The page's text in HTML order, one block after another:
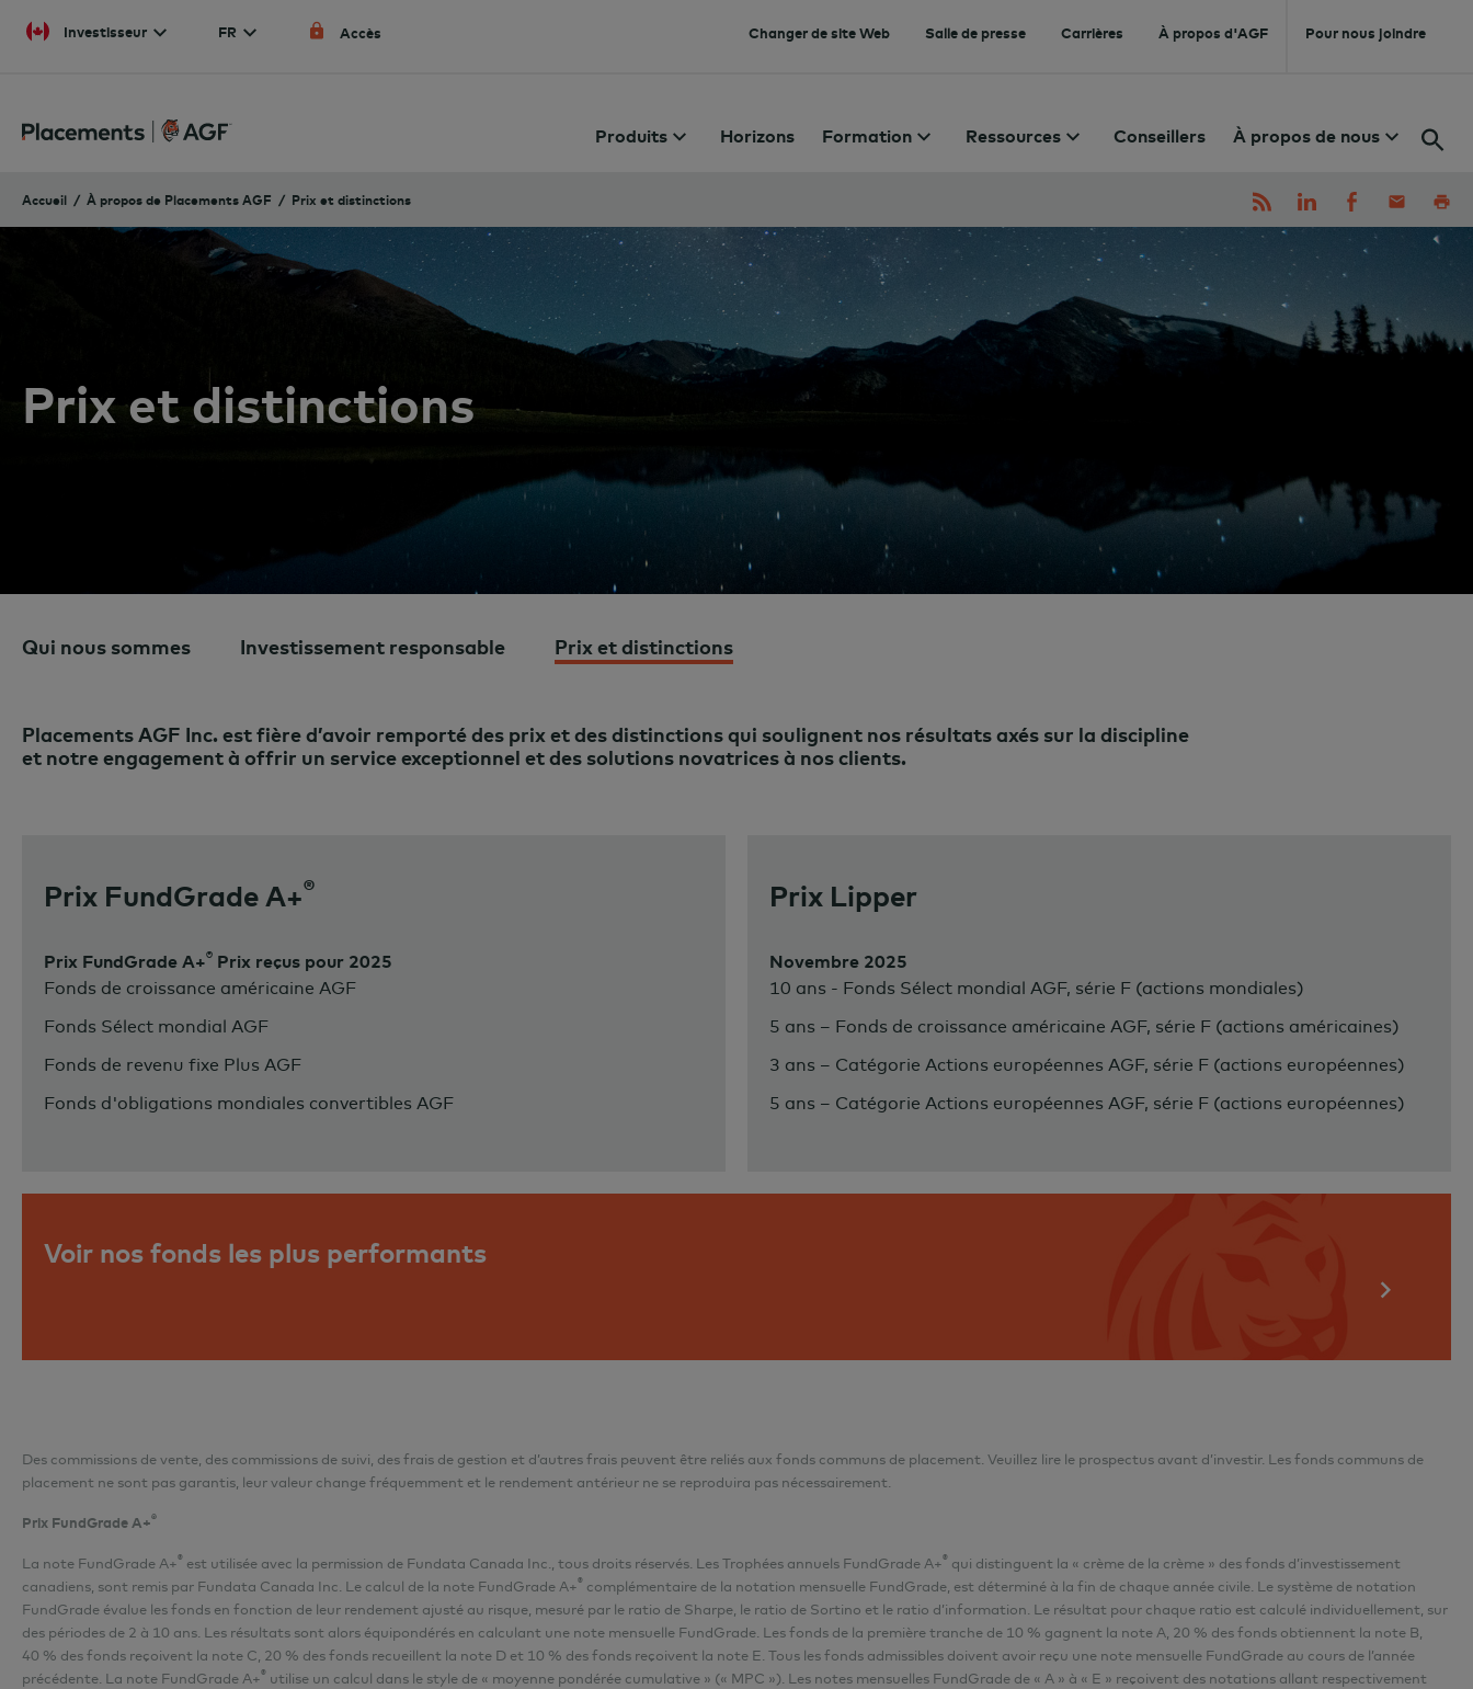
Investisseur FR Accès Changer de site Web Salle de presse Carrières À propos d'AGF Pour nous joindre
Produits Horizons Formation Ressources Conseillers À propos de nous
Accueil À propos de Placements AGF Prix et distinctions
Prix et distinctions
Qui nous sommes Investissement responsable Prix et distinctions
Placements AGF Inc. est fière d’avoir remporté des prix et des distinctions qui soulignent nos résultats axés sur la discipline
et notre engagement à offrir un service exceptionnel et des solutions novatrices à nos clients.
Prix FundGrade A+®
Prix FundGrade A+® Prix reçus pour 2025
Fonds de croissance américaine AGF
Fonds Sélect mondial AGF
Fonds de revenu fixe Plus AGF
Fonds d'obligations mondiales convertibles AGF
Prix Lipper
Novembre 2025
10 ans - Fonds Sélect mondial AGF, série F (actions mondiales)
5 ans – Fonds de croissance américaine AGF, série F (actions américaines)
3 ans – Catégorie Actions européennes AGF, série F (actions européennes)
5 ans – Catégorie Actions européennes AGF, série F (actions européennes)
Voir nos fonds les plus performants
Des commissions de vente, des commissions de suivi, des frais de gestion et d’autres frais peuvent être reliés aux fonds communs de placement. Veuillez lire le prospectus avant d’investir. Les fonds communs de
placement ne sont pas garantis, leur valeur change fréquemment et le rendement antérieur ne se reproduira pas nécessairement.
Prix FundGrade A+®
La note FundGrade A+® est utilisée avec la permission de Fundata Canada Inc., tous droits réservés. Les Trophées annuels FundGrade A+® qui distinguent la « crème de la crème » des fonds d’investissement
canadiens, sont remis par Fundata Canada Inc. Le calcul de la note FundGrade A+® complémentaire de la notation mensuelle FundGrade, est déterminé à la fin de chaque année civile. Le système de notation
FundGrade évalue les fonds en fonction de leur rendement ajusté au risque, mesuré par le ratio de Sharpe, le ratio de Sortino et le ratio d’information. Le résultat pour chaque ratio est calculé individuellement, sur
des périodes de 2 à 10 ans. Les résultats sont alors équipondérés en calculant une note mensuelle FundGrade. Les fonds de la première tranche de 10 % gagnent la note A, 20 % des fonds obtiennent la note B,
40 % des fonds reçoivent la note C, 20 % des fonds recueillent la note D et 10 % des fonds reçoivent la note E. Tous les fonds admissibles doivent avoir reçu une note mensuelle FundGrade au cours de l’année
précédente. La note FundGrade A+® utilise un calcul dans le style de « moyenne pondérée cumulative » (« MPC »). Les notes mensuelles FundGrade de « A » à « E » reçoivent des notations allant respectivement